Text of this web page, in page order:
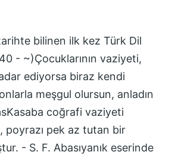
bilinen ilk kez Türk Dil
- ~)Çocuklarının vaziyeti,
ediyorsa biraz kendi
meşgul olursun, anladın
coğrafi vaziyeti
poyrazı pek az tutan bir
- S. F. Abasıyanık eserinde